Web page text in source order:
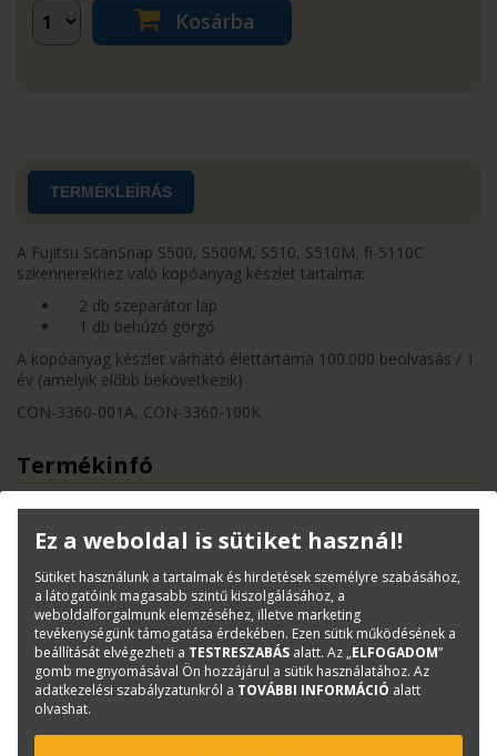
Kosárba
TERMÉKLEÍRÁS
A Fujitsu ScanSnap S500, S500M, S510, S510M, fi-5110C
szkennerekhez való kopóanyag készlet tartalma:
2 db szeparátor lap
1 db behúzó görgő
A kopóanyag készlet várható élettartama 100.000 beolvasás / 1
év (amelyik előbb bekövetkezik)
CON-3360-001A, CON-3360-100K
Termékinfó
Cikkszám:
CON-3360-100K
Kérdése van?
Bajkó Csaba
csaba.bajko@terc.hu
Ez a weboldal is sütiket használ!
Sütiket használunk a tartalmak és hirdetések személyre szabásához,
a látogatóink magasabb szintű kiszolgálásához, a
weboldalforgalmunk elemzéséhez, illetve marketing
tevékenységünk támogatása érdekében. Ezen sütik működésének a
beállítását elvégezheti a TESTRESZABÁS alatt. Az „ELFOGADOM”
gomb megnyomásával Ön hozzájárul a sütik használatához. Az
adatkezelési szabályzatunkról a TOVÁBBI INFORMÁCIÓ alatt
olvashat.